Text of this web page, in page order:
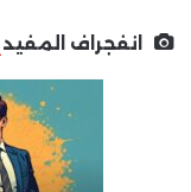
انفجراف المفيد